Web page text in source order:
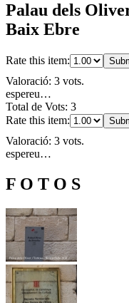
Palau dels
Baix Ebre
Rate this item:
Valoració: 3 vots.
espereu…
Total de Vots: 3
Rate this item:
Valoració: 3 vots.
espereu…
F O T O S